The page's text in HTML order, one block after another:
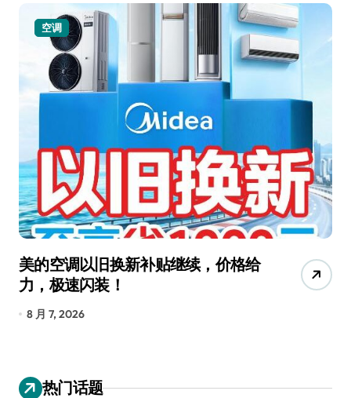
空调
美的空调以旧换新补贴继续，价格给
力，极速闪装！
8 月 7, 2026
热门话题